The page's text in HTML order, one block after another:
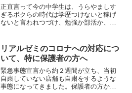
正直言って今の中学生は、うらやましす
ぎるボクらの時代は学歴つけないと稼げ
ないと言われつづけ、勉強か部活か、娯
強頑張って社会に出てみれば、勉強した
ことはあまり使わず上司の...
リアルゼミのコロナへの対応につ
いて、特に保護者の方へ
緊急事態宣言から約２週間が立ち、当初
自粛していない店舗も自粛をするような
事態になってきました。保護者の方から